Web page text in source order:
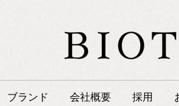
ブランド 会社概要 採用